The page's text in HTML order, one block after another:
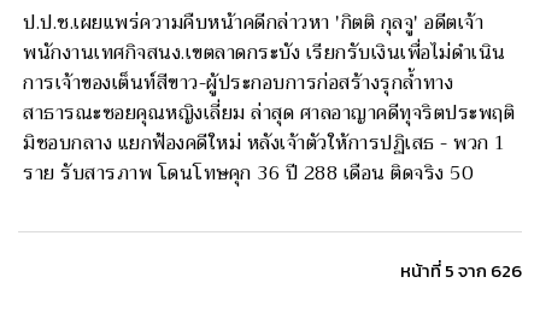
ป.ป.ช.เผยแพร่ความคืบหน้าคดีกล่าวหา 'กิตติ กุลจู' อดีตเจ้า
พนักงานเทศกิจสนง.เขตลาดกระบัง เรียกรับเงินเพื่อไม่ดำเนิน
การเจ้าของเต็นท์สีขาว-ผู้ประกอบการก่อสร้างรุกล้ำทาง
สาธารณะซอยคุณหญิงเลี่ยม ล่าสุด ศาลอาญาคดีทุจริตประพฤติ
มิชอบกลาง แยกฟ้องคดีใหม่ หลังเจ้าตัวให้การปฏิเสธ - พวก 1
ราย รับสารภาพ โดนโทษคุก 36 ปี 288 เดือน ติดจริง 50
หน้าที่ 5 จาก 626